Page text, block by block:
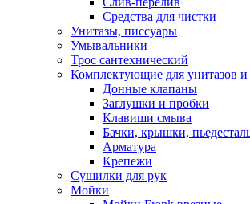
Средства для чистки
Унитазы, писсуары
Умывальники
Трос сантехнический
Комплектующие для унитазов
Донные клапаны
Заглушки и пробки
Клавиши смыва
Бачки, крышки,
Арматура
Крепежи
Сушилки для рук
Мойки